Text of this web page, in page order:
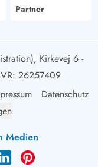
Partner
Kirkevej 6 -
26257409
Datenschutz
Medien